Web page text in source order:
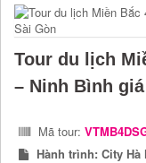
Tour du lịch
– Ninh Bình
Mã tour:
Hành trình: City Hà